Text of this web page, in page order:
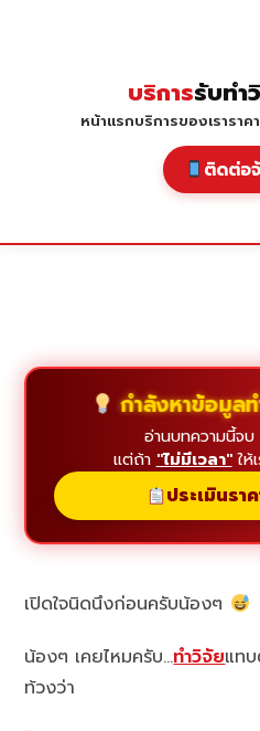
บริการรับทำ
หน้าแรกบริการของเราราค
ติดต่อ
กำลังหาข้อมูล
อ่านบทความนี้จบ
แต่ถ้า "ไม่มีเวลา"ให้
ประเมินรา
เปิดใจนิดนึงก่อนครับน้องๆ
น้องๆ เคยไหมครับ…ทำวิจัยแท
ท้วงว่า